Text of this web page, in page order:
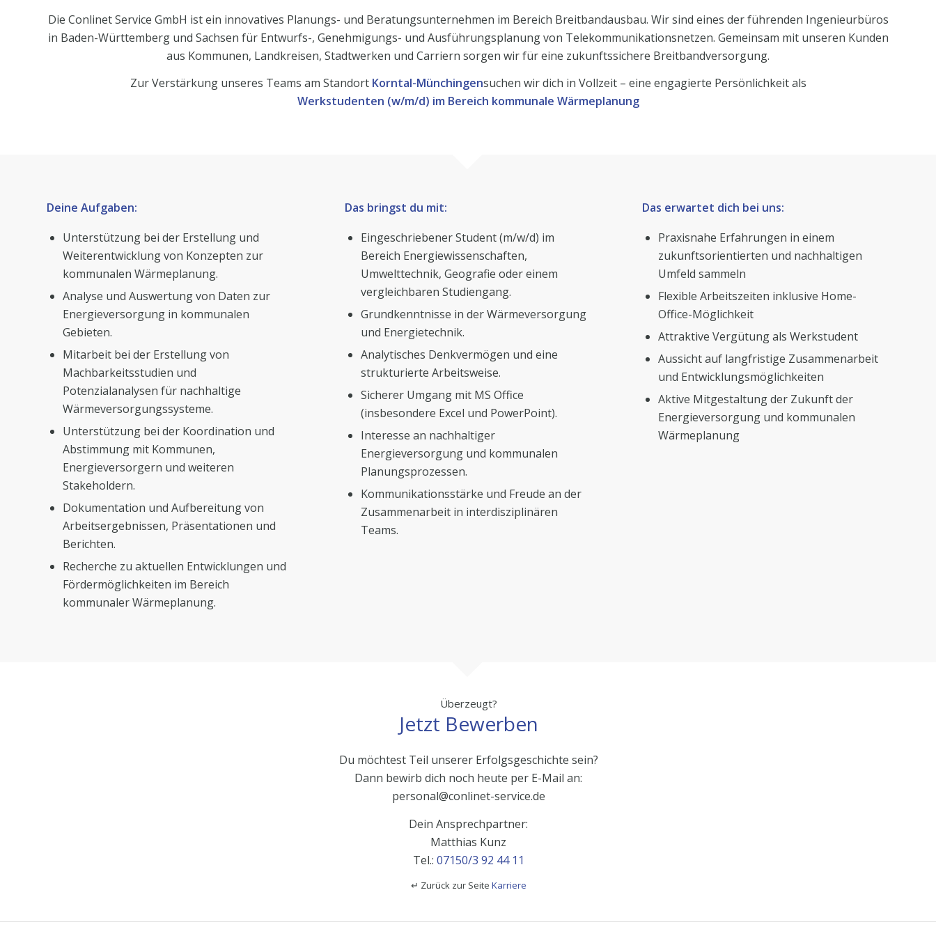
Die Conlinet Service GmbH ist ein innovatives Planungs- und Beratungsunternehmen im Bereich Breitbandausbau. Wir sind eines der führenden Ingenieurbüros
in Baden-Württemberg und Sachsen für Entwurfs-, Genehmigungs- und Ausführungsplanung von Telekommunikationsnetzen. Gemeinsam mit unseren Kunden
aus Kommunen, Landkreisen, Stadtwerken und Carriern sorgen wir für eine zukunftssichere Breitbandversorgung.
Zur Verstärkung unseres Teams am StandortKorntal-Münchingensuchen wir dich in Vollzeit – eine engagierte Persönlichkeit als
Werkstudenten (w/m/d) im Bereich kommunale Wärmeplanung
Deine Aufgaben:
Unterstützung bei der Erstellung und
Weiterentwicklung von Konzepten zur
kommunalen Wärmeplanung.
Analyse und Auswertung von Daten zur
Energieversorgung in kommunalen
Gebieten.
Mitarbeit bei der Erstellung von
Machbarkeitsstudien und
Potenzialanalysen für nachhaltige
Wärmeversorgungssysteme.
Unterstützung bei der Koordination und
Abstimmung mit Kommunen,
Energieversorgern und weiteren
Stakeholdern.
Dokumentation und Aufbereitung von
Arbeitsergebnissen, Präsentationen und
Berichten.
Recherche zu aktuellen Entwicklungen und
Fördermöglichkeiten im Bereich
kommunaler Wärmeplanung.
Das bringst du mit:
Eingeschriebener Student (m/w/d) im
Bereich Energiewissenschaften,
Umwelttechnik, Geografie oder einem
vergleichbaren Studiengang.
Grundkenntnisse in der Wärmeversorgung
und Energietechnik.
Analytisches Denkvermögen und eine
strukturierte Arbeitsweise.
Sicherer Umgang mit MS Office
(insbesondere Excel und PowerPoint).
Interesse an nachhaltiger
Energieversorgung und kommunalen
Planungsprozessen.
Kommunikationsstärke und Freude an der
Zusammenarbeit in interdisziplinären
Teams.
Das erwartet dich bei uns:
Praxisnahe Erfahrungen in einem
zukunftsorientierten und nachhaltigen
Umfeld sammeln
Flexible Arbeitszeiten inklusive Home-
Office-Möglichkeit
Attraktive Vergütung als Werkstudent
Aussicht auf langfristige Zusammenarbeit
und Entwicklungsmöglichkeiten
Aktive Mitgestaltung der Zukunft der
Energieversorgung und kommunalen
Wärmeplanung
Überzeugt?
Jetzt Bewerben
Du möchtest Teil unserer Erfolgsgeschichte sein?
Dann bewirb dich noch heute per E-Mail an:
personal@conlinet-service.de
Dein Ansprechpartner:
Matthias Kunz
Tel.: 07150/3 92 44 11
↵ Zurück zur Seite Karriere